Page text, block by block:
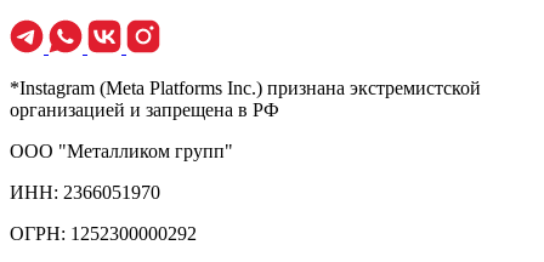
*Instagram (Meta Platforms Inc.) признана экстремистской
организацией и запрещена в РФ
ООО "Металликом групп"
ИНН: 2366051970
ОГРН: 1252300000292